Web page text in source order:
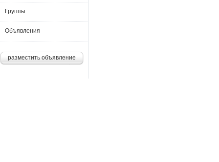
Группы
Объявления
разместить объявление